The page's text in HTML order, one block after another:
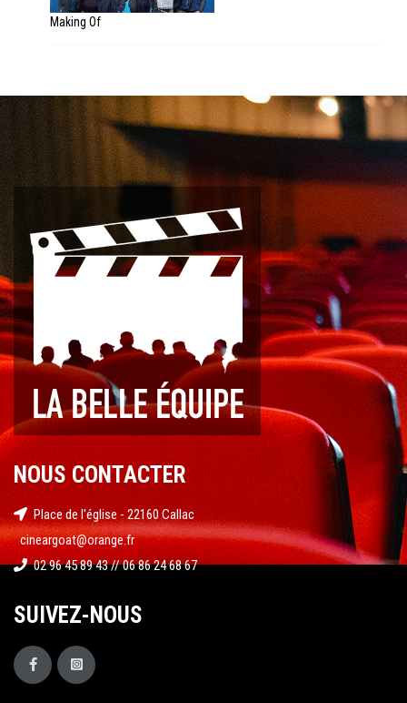
Making Of
NOUS CONTACTER
Place de l'église - 22160 Callac
cineargoat@orange.fr
02 96 45 89 43 // 06 86 24 68 67
SUIVEZ-NOUS